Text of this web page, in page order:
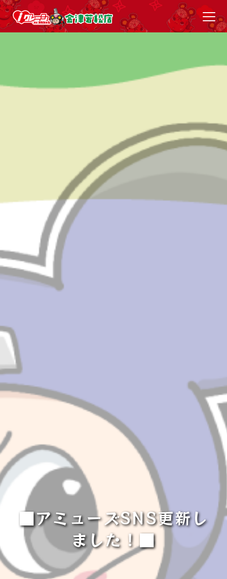
■アミューズSNS更新し
ました！■